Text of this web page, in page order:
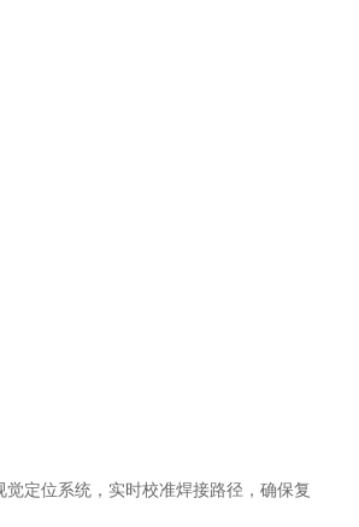
定位系统，实时校准焊接路径，确保复